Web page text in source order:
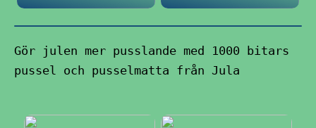
Gör julen mer pusslande med 1000 bitars
pussel och pusselmatta från Jula